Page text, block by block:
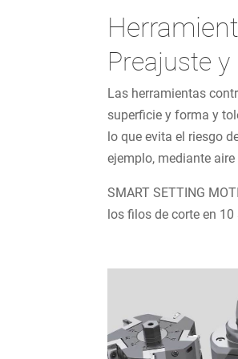
Preajuste
Las herramientas
superficie y forma y
lo que evita el riesgo
ejemplo, mediante
SMART SETTING
los filos de corte en